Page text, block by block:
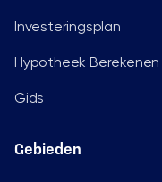
Investeringsplan
Hypotheek Berekenen
Gids
Gebieden